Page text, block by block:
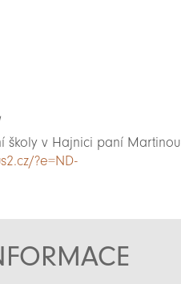
školy v Hajnici paní Martinou
?e=ND-